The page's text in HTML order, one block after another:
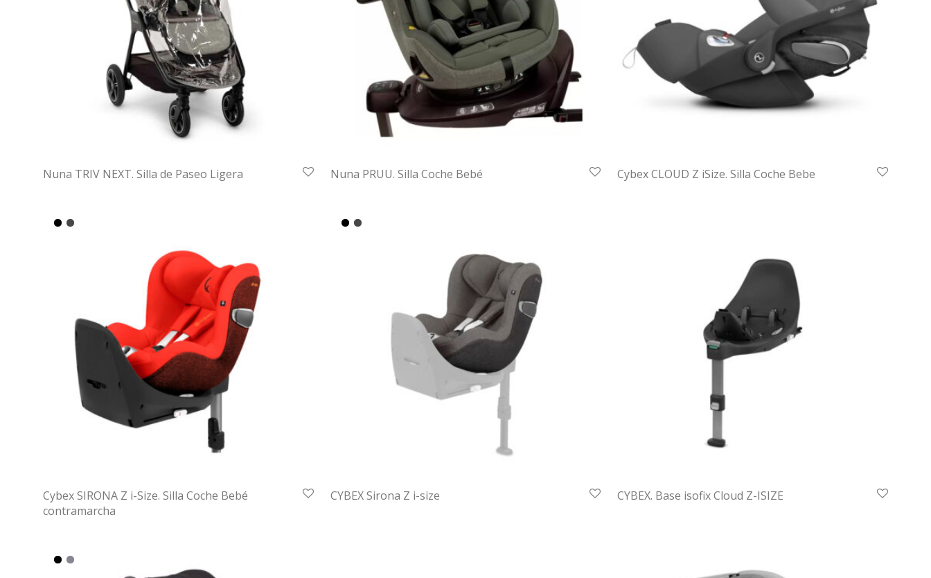
Nuna TRIV NEXT. Silla de Paseo Ligera Nuna PRUU. Silla Coche Bebé Cybex CLOUD Z iSize. Silla Coche Bebe
Cybex SIRONA Z i-Size. Silla Coche Bebé
contramarcha
CYBEX Sirona Z i-size CYBEX. Base isofix Cloud Z-ISIZE